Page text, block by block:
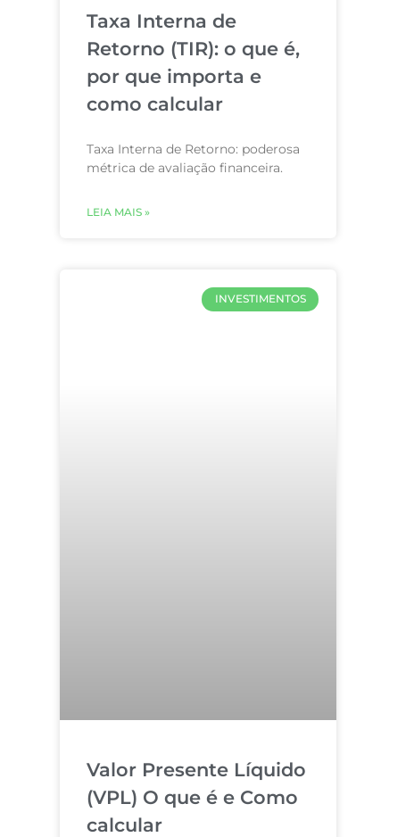
Taxa Interna de
Retorno (TIR): o que é,
por que importa e
como calcular
Taxa Interna de Retorno: poderosa
métrica de avaliação financeira.
LEIA MAIS »
INVESTIMENTOS
Valor Presente Líquido
(VPL) O que é e Como
calcular